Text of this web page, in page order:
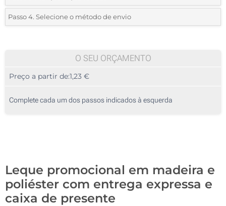
1 Cor (No cabo)
*Quantidade mínima:25
50
125
Passo 4. Selecione o método de envio
O SEU ORÇAMENTO
Preço a partir de:1,23 €
Complete cada um dos passos indicados à esquerda
Leque promocional em madeira e
poliéster com entrega expressa e
caixa de presente